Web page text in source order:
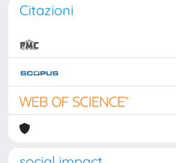
Citazioni